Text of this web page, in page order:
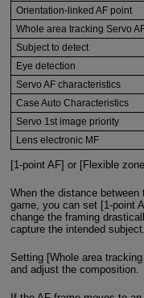
Orientation-linked AF point
Whole area tracking Servo
Subject to detect
Eye detection
Servo AF characteristics
Case Auto Characteristics
Servo 1st image priority
Lens electronic MF
[1-point AF] or [Flexible
When the distance
game, you can set [1-point
change the framing
capture the intended subject.
Setting [Whole area
and adjust the composition.